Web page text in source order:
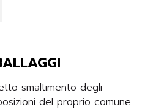
smaltimento degli
del proprio comune